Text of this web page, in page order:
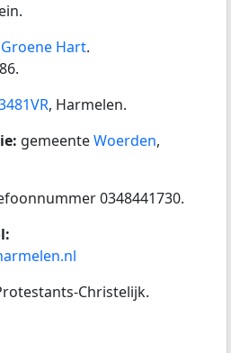
Groene Hart.
, Harmelen.
gemeenteWoerden,
0348441730.
Christelijk.